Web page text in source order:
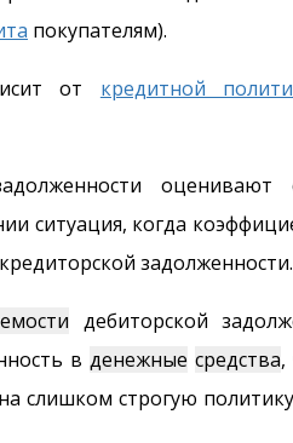
покупателям).
от кредитной
оценивают
ситуация, когда
кредиторской задолженности.
дебиторской
вденежные средства,
слишком строгую